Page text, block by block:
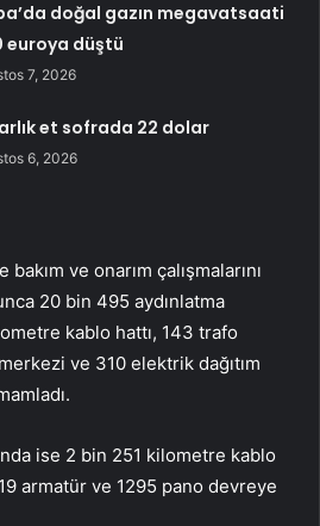
doğal gazın megavatsaati
euroya düştü
7, 2026
et sofrada 22 dolar
6, 2026
ve onarım çalışmalarını
20 bin 495 aydınlatma
kablo hattı, 143 trafo
ve 310 elektrik dağıtım
ise 2 bin 251 kilometre kablo
armatür ve 1295 pano devreye